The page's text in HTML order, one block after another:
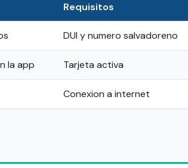
Requisitos
DUI y numero salvadoreno
la app Tarjeta activa
Conexion a internet